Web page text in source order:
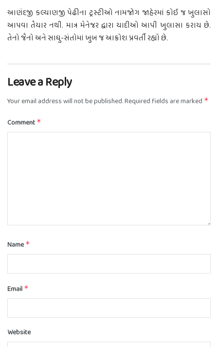
આણંદજી કલ્યાણજી પેઢીના ટ્રસ્ટીઓ નામજોગ જાહેરમાં કોઈ જ ખુલાસો
આપવા તૈયાર નથી. માત્ર મેનેજર દ્વારા યાદીઓ આપી ખુલાસા કરાય છે.
તેનો જૈનો અને સાઘુ-સંતોમાં ખુબ જ આક્રોશ પ્રવર્તી રહ્યો છે.
Leave a Reply
Your email address will not be published.Required fields are marked *
Comment *
Name*
Email *
Website